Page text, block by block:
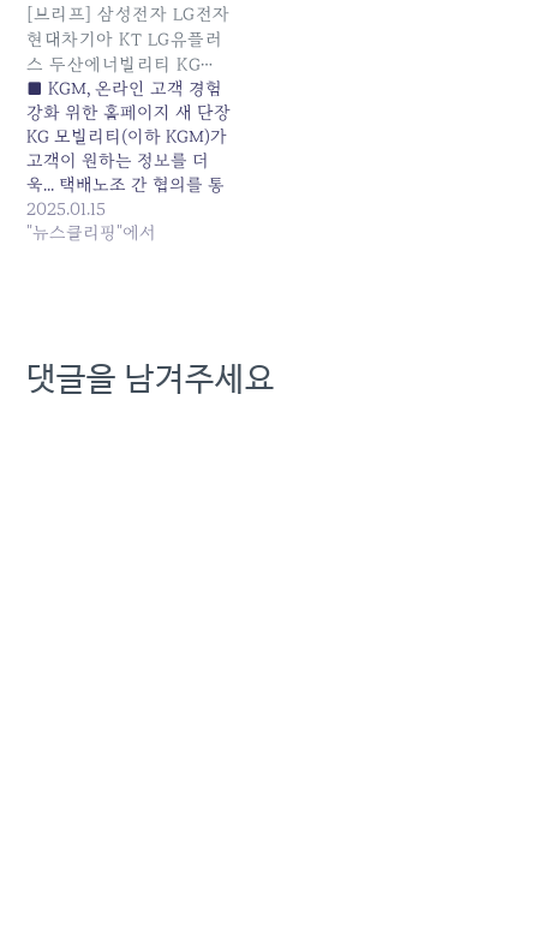
[브리프] 삼성전자 LG전자
현대차기아 KT LG유플러
스 두산에너빌리티 KG…
■ KGM, 온라인 고객 경험
강화 위한 홈페이지 새 단장
KG 모빌리티(이하 KGM)가
고객이 원하는 정보를 더
욱... 택배노조 간 협의를 통
해 택배기사 휴식권 확대와
안정적인 '매일 오네(O-NE)'
07:36:00
2025.01.15
"뉴스클리핑"에서
댓글을 남겨주세요